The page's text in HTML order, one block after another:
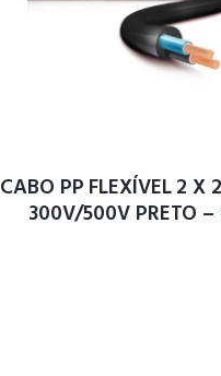
CABO PP FLEXÍVEL 2 X
300V/500V PRETO –